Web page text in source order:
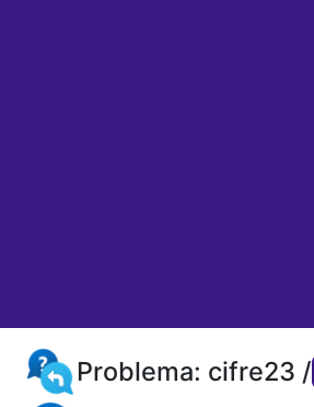
Problema: cifre23 /